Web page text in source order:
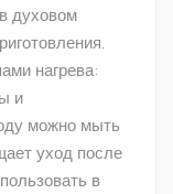
духовом
нагрева:
и
можно мыть
уход после
в